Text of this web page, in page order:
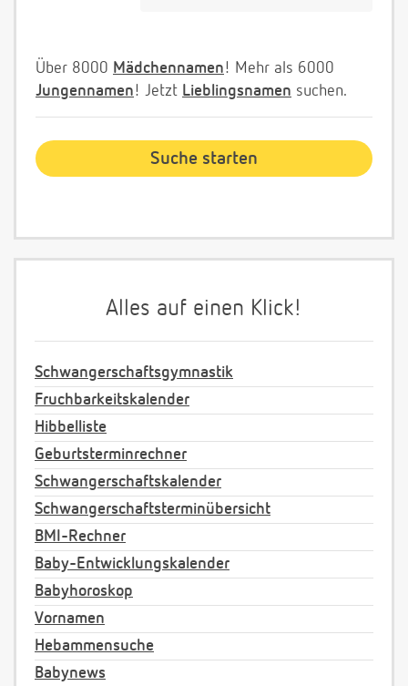
Über 8000 Mädchennamen! Mehr als 6000
Jungennamen! Jetzt Lieblingsnamen suchen.
Alles auf einen Klick!
Schwangerschaftsgymnastik
Fruchbarkeitskalender
Hibbelliste
Geburtsterminrechner
Schwangerschaftskalender
Schwangerschaftsterminübersicht
BMI-Rechner
Baby-Entwicklungskalender
Babyhoroskop
Vornamen
Hebammensuche
Babynews